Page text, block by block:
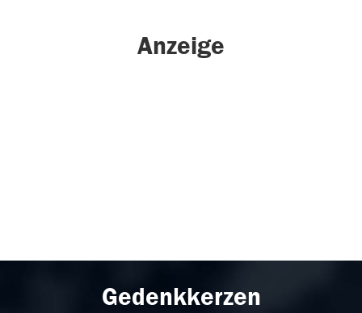
Anzeige
Gedenkkerzen